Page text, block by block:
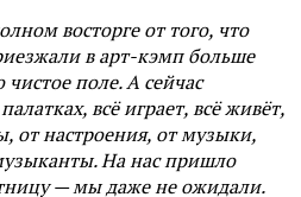
восторге от того, что
в арт-кэмп больше
поле. А сейчас
всё играет, всё живёт,
от настроения, от музыки,
На нас пришло
— мы даже не ожидали.